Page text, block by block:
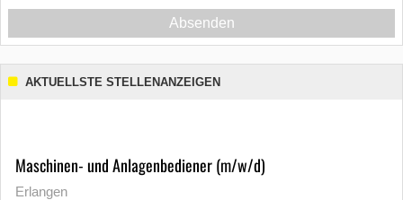
Absenden
AKTUELLSTE STELLENANZEIGEN
Maschinen- und Anlagenbediener (m/w/d)
Erlangen